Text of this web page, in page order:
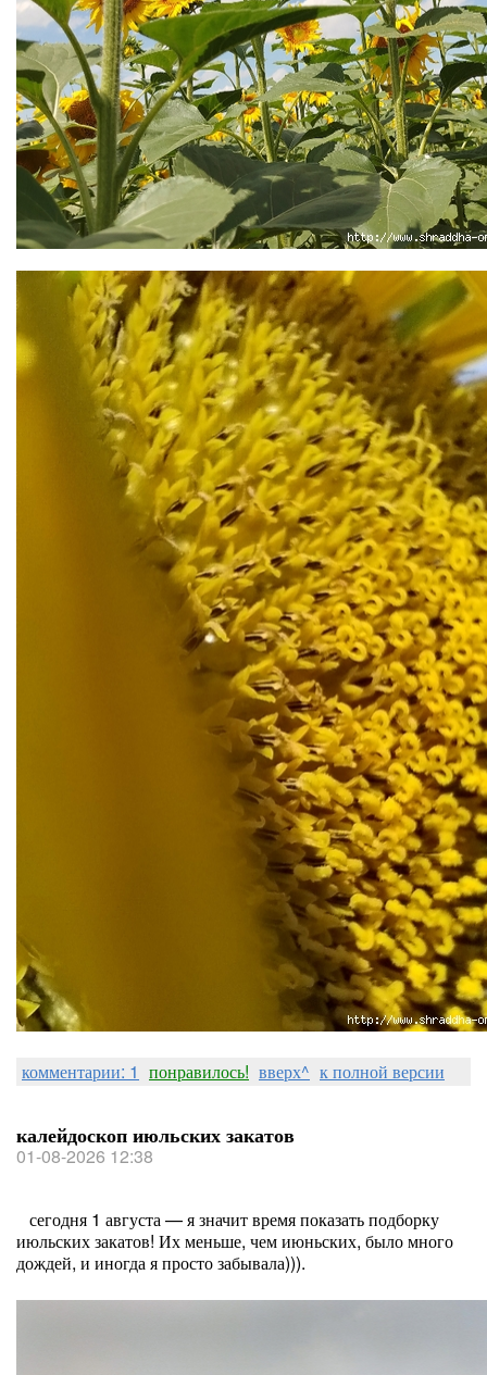
комментарии: 1 понравилось! вверх^ к полной версии
калейдоскоп июльских закатов
01-08-2026 12:38
сегодня 1 августа — я значит время показать подборку
июльских закатов! Их меньше, чем июньских, было много
дождей, и иногда я просто забывала))).